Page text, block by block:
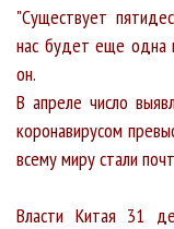
"Существует
нас будет еще одна
он.
В апреле число
коронавирусом
всему миру стали
Власти Китая 31